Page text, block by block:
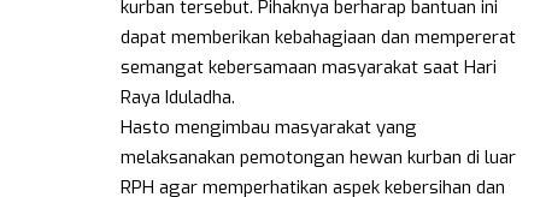
kurban tersebut. Pihaknya berharap bantuan ini
dapat memberikan kebahagiaan dan mempererat
semangat kebersamaan masyarakat saat Hari
Raya Iduladha.
Hasto mengimbau masyarakat yang
melaksanakan pemotongan hewan kurban di luar
RPH agar memperhatikan aspek kebersihan dan